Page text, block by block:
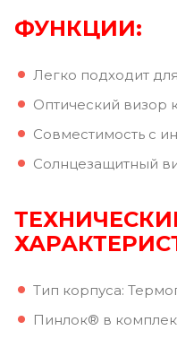
ФУНКЦИИ:
Легко подходит
Оптический визор
Совместимость с
Солнцезащитный
Тип корпуса:
Пинлок® в